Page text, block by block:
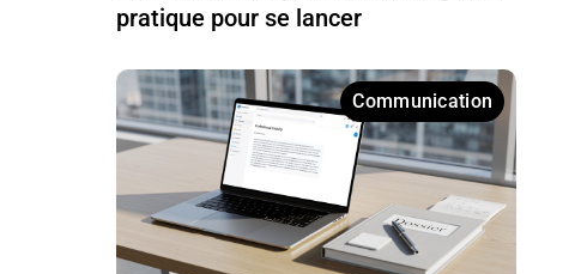
pratique pour se lancer
Communication